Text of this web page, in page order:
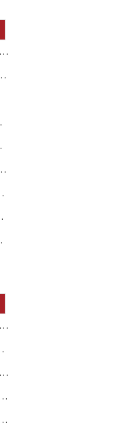
DCM 양강 전략 달랐다…승부처는 하반기 금융채 빅딜
개선…증권 호황 효과
'가중'
담 확대
량…새내기주 오버행 경계
수익성 비상
LS증권, CERCG 소송 끝냈지만…800억 PF 소송은 미충당
추가 비용 불씨
신한투자증권, IPO 조직 줄이자 실적도 '0건'…핵심 인력까지 이탈
본사 배당…차입부채 58% 급증
웠다…유증·회사채 주관 연속 수임